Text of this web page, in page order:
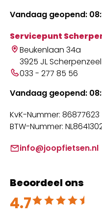
Vandaag geopend:
Servicepunt
Beukenlaan 34a
3925 JL Scherpenzeel
033 - 277 85 56
Vandaag geopend:
KvK-Nummer: 86877623
BTW-Nummer:
info@joopfietsen.nl
Beoordeel ons
4.7
Beoordeeld met 4.7 uit 5